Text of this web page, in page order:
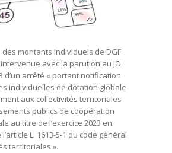
montants individuels de DGF
avec la parution au JO
d’un arrêté « portant notification
individuelles de dotation globale
aux collectivités territoriales
publics de coopération
au titre de l’exercice 2023 en
L. 1613-5-1 du code général
territoriales ».